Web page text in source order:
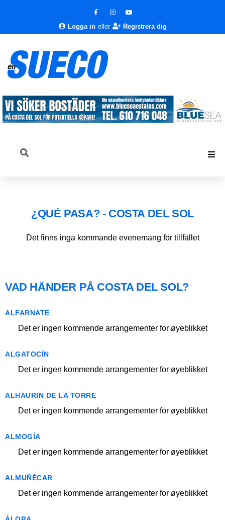
Logga in eller Registrera dig
¿QUÉ PASA? - COSTA DEL SOL
Det finns inga kommande evenemang för tillfället
VAD HÄNDER PÅ COSTA DEL SOL?
ALFARNATE
Det er ingen kommende arrangementer for øyeblikket
ALGATOCÍN
Det er ingen kommende arrangementer for øyeblikket
ALHAURIN DE LA TORRE
Det er ingen kommende arrangementer for øyeblikket
ALMOGÍA
Det er ingen kommende arrangementer for øyeblikket
ALMUÑÉCAR
Det er ingen kommende arrangementer for øyeblikket